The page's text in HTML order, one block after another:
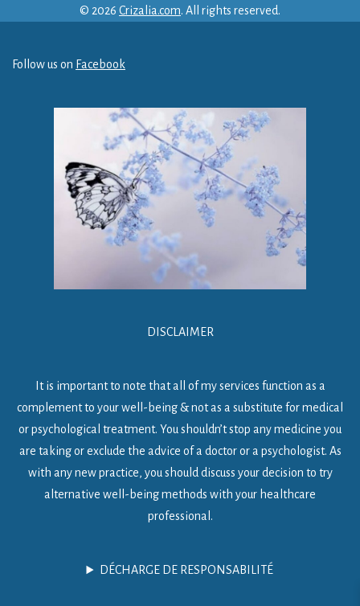
© 2026 Crizalia.com. All rights reserved.
Follow us on Facebook
DISCLAIMER
It is important to note that all of my services function as a
complement to your well-being & not as a substitute for medical
or psychological treatment. You shouldn’t stop any medicine you
are taking or exclude the advice of a doctor or a psychologist. As
with any new practice, you should discuss your decision to try
alternative well-being methods with your healthcare
professional.
DÉCHARGE DE RESPONSABILITÉ